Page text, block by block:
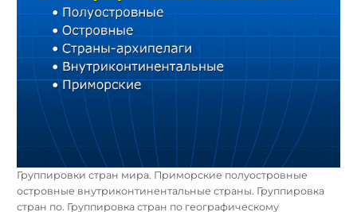
Группировки стран мира. Приморские полуостровные
островные внутриконтинентальные страны. Группировка
стран по. Группировка стран по географическому